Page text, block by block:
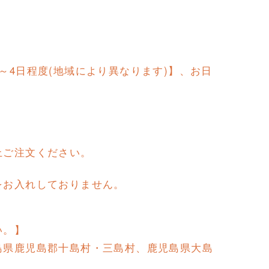
4日程度(地域により異なります)】、お日
注文ください。
入れしておりません。
】
鹿児島郡十島村・三島村、鹿児島県大島